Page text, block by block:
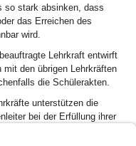
so stark absinken, dass
das Erreichen des
wird.
Lehrkraft entwirft
den übrigen Lehrkräften
die Schülerakten.
unterstützen die
bei der Erfüllung ihrer